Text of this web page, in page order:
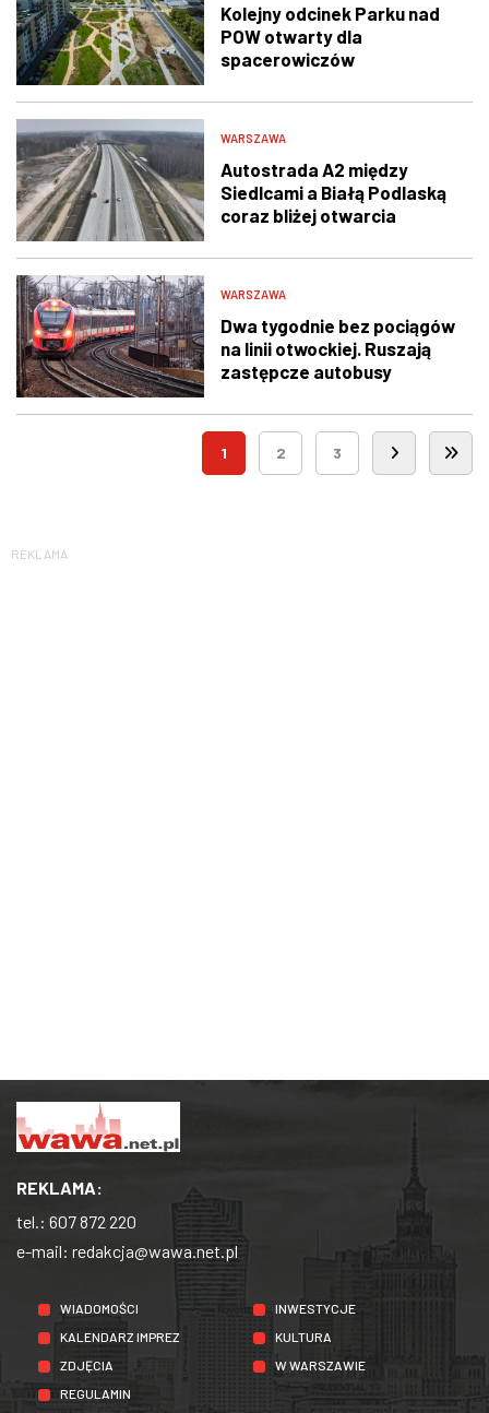
Kolejny odcinek Parku nad
POW otwarty dla
spacerowiczów
WARSZAWA
Autostrada A2 między
Siedlcami a Białą Podlaską
coraz bliżej otwarcia
WARSZAWA
Dwa tygodnie bez pociągów
na linii otwockiej. Ruszają
zastępcze autobusy
1 2 3
REKLAMA
REKLAMA:
tel.: 607 872 220
e-mail: redakcja@wawa.net.pl
WIADOMOŚCI
INWESTYCJE
KALENDARZ IMPREZ
KULTURA
ZDJĘCIA
W WARSZAWIE
REGULAMIN